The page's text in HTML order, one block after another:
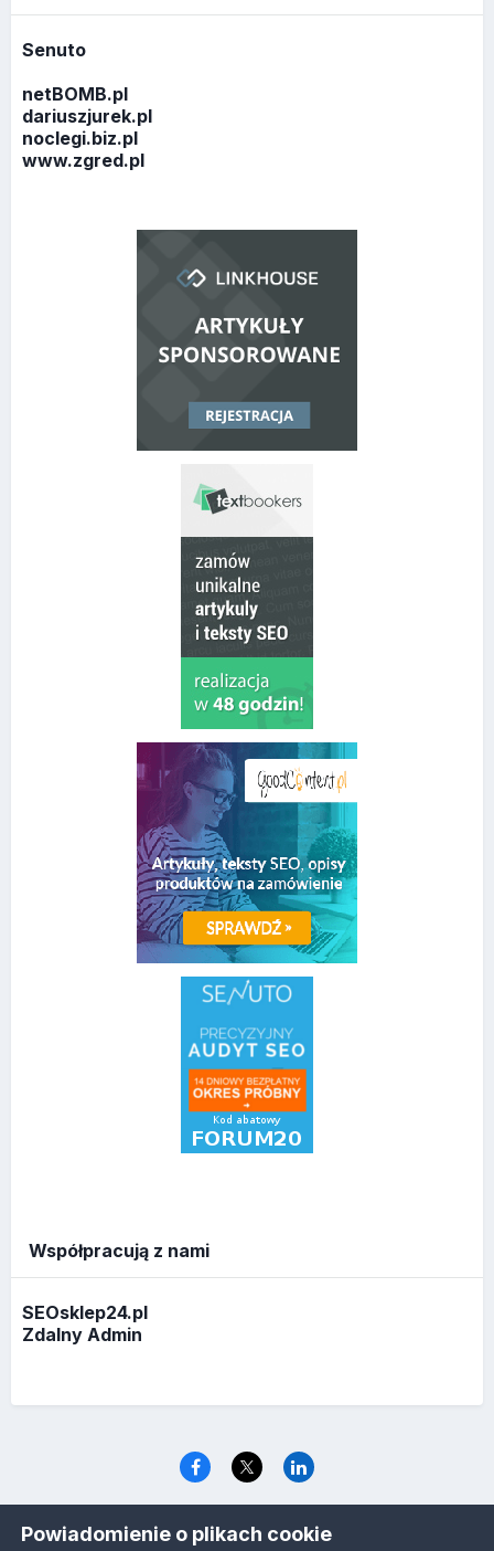
Senuto
netBOMB.pl
dariuszjurek.pl
noclegi.biz.pl
www.zgred.pl
Współpracują z nami
SEOsklep24.pl
Zdalny Admin
www.optymalizacja.com
Powiadomienie o plikach cookie